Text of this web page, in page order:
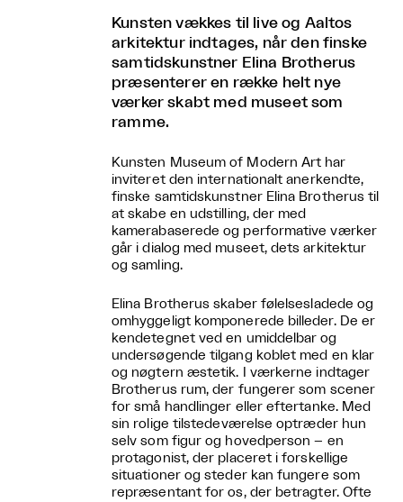
Kunsten vækkes til live og Aaltos
arkitektur indtages, når den finske
samtidskunstner Elina Brotherus
præsenterer en række helt nye
værker skabt med museet som
ramme.
Kunsten Museum of Modern Art har
inviteret den internationalt anerkendte,
finske samtidskunstner Elina Brotherus til
at skabe en udstilling, der med
kamerabaserede og performative værker
går i dialog med museet, dets arkitektur
og samling.
Elina Brotherus skaber følelsesladede og
omhyggeligt komponerede billeder. De er
kendetegnet ved en umiddelbar og
undersøgende tilgang koblet med en klar
og nøgtern æstetik. I værkerne indtager
Brotherus rum, der fungerer som scener
for små handlinger eller eftertanke. Med
sin rolige tilstedeværelse optræder hun
selv som figur og hovedperson – en
protagonist, der placeret i forskellige
situationer og steder kan fungere som
repræsentant for os, der betragter. Ofte